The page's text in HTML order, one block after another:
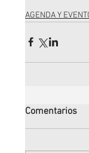
AGENDA Y
Comentarios